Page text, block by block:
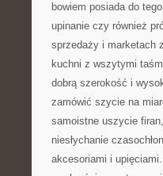
bowiem posiada do
upinanie czy również
sprzedaży i marketach
kuchni z wszytymi
dobrą szerokość i
zamówić szycie na
samoistne uszycie
niesłychanie
akcesoriami i